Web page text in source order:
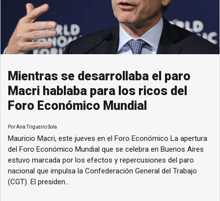
Mientras se desarrollaba el paro
Macri hablaba para los ricos del
Foro Económico Mundial
PorAna Trigueiro Sola
Mauricio Macri, este jueves en el Foro Económico La apertura
del Foro Económico Mundial que se celebra en Buenos Aires
estuvo marcada por los efectos y repercusiones del paro
nacional que impulsa la Confederación General del Trabajo
(CGT). El presiden...